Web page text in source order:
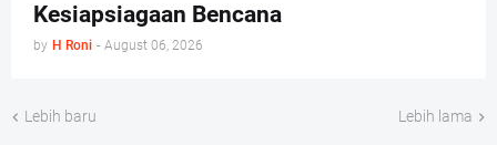
Kesiapsiagaan Bencana
by H Roni - August 06, 2026
Lebih baru Lebih lama